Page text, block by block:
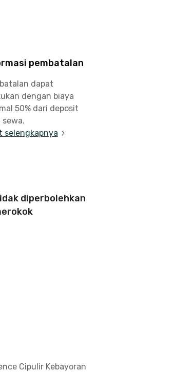
pembatalan
dapat
dengan biaya
50% dari deposit
sewa.
selengkapnya
diperbolehkan
Cipulir Kebayoran